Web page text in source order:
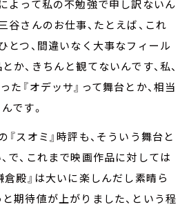
よって私の不勉強で申し訳ないん
谷さんのお仕事、たとえば、これ
とつ、間違いなく大事なフィール
か、きちんと観てないんです、私、
た『オデッサ』って舞台とか、相当
です。
『スオミ』時評も、そういう舞台と
で、これまで映画作品に対しては
倉殿』は大いに楽しんだし素晴ら
期待値が上がりました、という程